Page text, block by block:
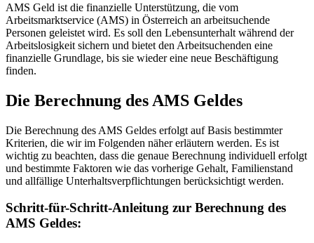
AMS Geld ist die finanzielle Unterstützung, die vom
Arbeitsmarktservice (AMS) in Österreich an arbeitsuchende
Personen geleistet wird. Es soll den Lebensunterhalt während der
Arbeitslosigkeit sichern und bietet den Arbeitsuchenden eine
finanzielle Grundlage, bis sie wieder eine neue Beschäftigung
finden.
Die Berechnung des AMS Geldes
Die Berechnung des AMS Geldes erfolgt auf Basis bestimmter
Kriterien, die wir im Folgenden näher erläutern werden. Es ist
wichtig zu beachten, dass die genaue Berechnung individuell erfolgt
und bestimmte Faktoren wie das vorherige Gehalt, Familienstand
und allfällige Unterhaltsverpflichtungen berücksichtigt werden.
Schritt-für-Schritt-Anleitung zur Berechnung des
AMS Geldes: